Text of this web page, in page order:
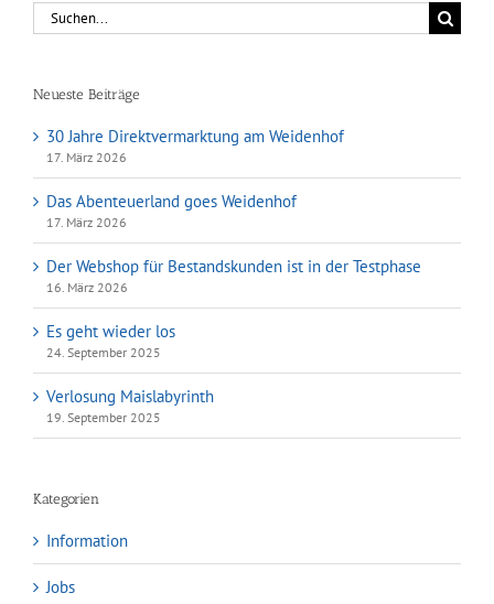
Suche
nach:
Neueste Beiträge
30 Jahre Direktvermarktung am Weidenhof
17. März 2026
Das Abenteuerland goes Weidenhof
17. März 2026
Der Webshop für Bestandskunden ist in der Testphase
16. März 2026
Es geht wieder los
24. September 2025
Verlosung Maislabyrinth
19. September 2025
Kategorien
Information
Jobs